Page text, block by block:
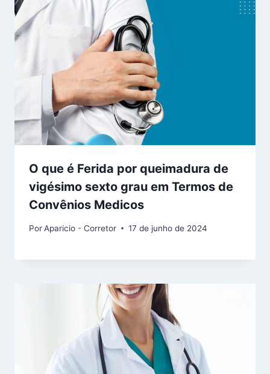
O que é Ferida por queimadura de
vigésimo sexto grau em Termos de
Convênios Medicos
PorAparicio - Corretor 17 de junho de 2024